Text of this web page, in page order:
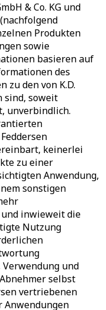
& Co. KG und
Produkten
sowie
basieren auf
des
zu den von K.D.
sind, soweit
unverbindlich.
keinerlei
zu einer
Anwendung,
sonstigen
inwieweit die
Nutzung
Verwendung und
selbst
vertriebenen
Anwendungen